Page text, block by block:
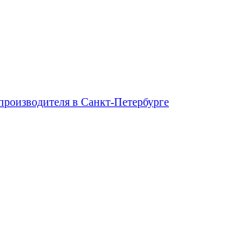
в Санкт-Петербурге